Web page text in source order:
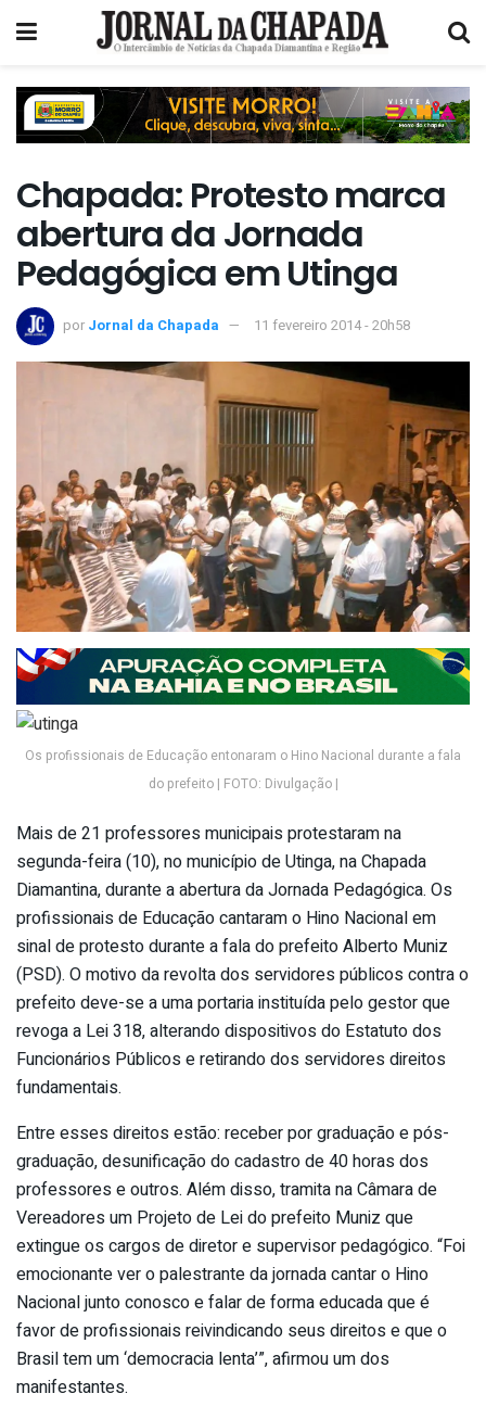
Chapada: Protesto marca
abertura da Jornada
Pedagógica em Utinga
por Jornal da Chapada 11 fevereiro 2014 - 20h58
Os profissionais de Educação entonaram o Hino Nacional durante a fala
do prefeito | FOTO: Divulgação |
Mais de 21 professores municipais protestaram na
segunda-feira (10), no município de Utinga, na Chapada
Diamantina, durante a abertura da Jornada Pedagógica. Os
profissionais de Educação cantaram o Hino Nacional em
sinal de protesto durante a fala do prefeito Alberto Muniz
(PSD). O motivo da revolta dos servidores públicos contra o
prefeito deve-se a uma portaria instituída pelo gestor que
revoga a Lei 318, alterando dispositivos do Estatuto dos
Funcionários Públicos e retirando dos servidores direitos
fundamentais.
Entre esses direitos estão: receber por graduação e pós-
graduação, desunificação do cadastro de 40 horas dos
professores e outros. Além disso, tramita na Câmara de
Vereadores um Projeto de Lei do prefeito Muniz que
extingue os cargos de diretor e supervisor pedagógico. “Foi
emocionante ver o palestrante da jornada cantar o Hino
Nacional junto conosco e falar de forma educada que é
favor de profissionais reivindicando seus direitos e que o
Brasil tem um ‘democracia lenta’”, afirmou um dos
manifestantes.